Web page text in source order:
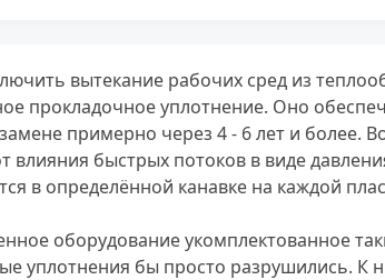
вытекание рабочих сред из
прокладочное уплотнение. Оно
примерно через 4 - 6 лет и более.
влияния быстрых потоков в виде
в определённой канавке на каждой
оборудование укомплектованное
уплотнения бы просто разрушились.